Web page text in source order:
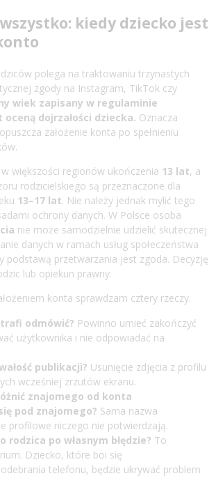
kiedy dziecko jest
polega na traktowaniu trzynastych
zgody na Instagram, TikTok czy
wiek zapisany w regulaminie
dojrzałości dziecka. Oznacza
założenie konta po spełnieniu
większości regionów ukończenia 13 lat, a
rodzicielskiego są przeznaczone dla
13–17 lat. Nie należy jednak mylić tego
ochrony danych. W Polsce osoba
nie może samodzielnie udzielić skutecznej
danych w ramach usług społeczeństwa
podstawą przetwarzania jest zgoda. Decyzję
lub opiekun prawny.
konta sprawdzam cztery rzeczy.
odmówić? Powinno umieć zakończyć
użytkownika i nie odpowiadać na
publikacji? Usunięcie zdjęcia z profilu
wcześniej zrzutów ekranu.
znajomego od konta
pod znajomego? Sama nazwa
profilowe niczego nie potwierdzają.
rodzica po własnym błędzie? To
Dziecko, które boi się
telefonu, będzie ukrywać problem